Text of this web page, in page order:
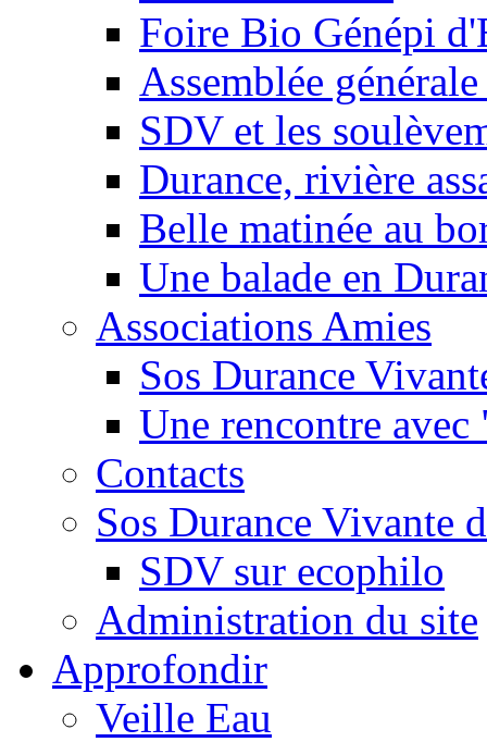
Foire Bio Génépi
Assemblée
SDV et les
Durance, rivière
Belle matinée au
Une balade en
Associations Amies
Sos Durance
Une rencontre
Contacts
Sos Durance Vivante
SDV sur ecophilo
Administration du site
Approfondir
Veille Eau